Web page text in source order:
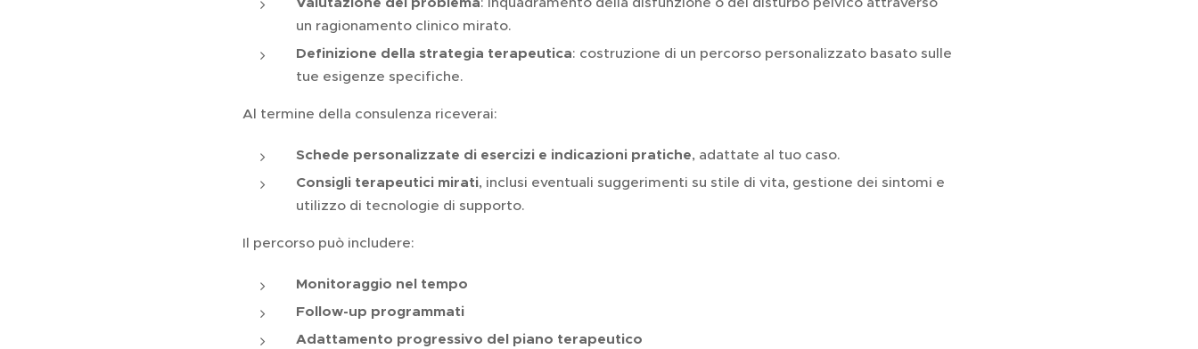
un ragionamento clinico mirato.
Definizione della strategia terapeutica: costruzione di un percorso personalizzato basato sulle
tue esigenze specifiche.
Al termine della consulenza riceverai:
Schede personalizzate di esercizi e indicazioni pratiche, adattate al tuo caso.
Consigli terapeutici mirati, inclusi eventuali suggerimenti su stile di vita, gestione dei sintomi e
utilizzo di tecnologie di supporto.
Il percorso può includere:
Monitoraggio nel tempo
Follow-up programmati
Adattamento progressivo del piano terapeutico